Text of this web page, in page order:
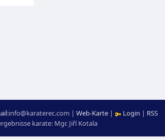
:moc.ceretarak@ofni | Web-Karte| Login | RSS
karate: Mgr. Jiří Kotala